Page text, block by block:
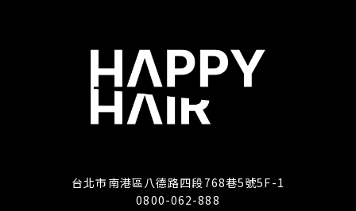
台北市南港區八德路四段768巷5號5F-1
0800-062-888